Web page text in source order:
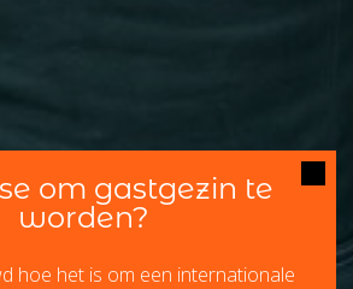
om gastgezin te
worden?
hoe het is om een internationale